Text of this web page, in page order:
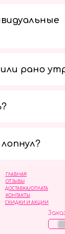
рано
ОТЗЫВЫ
ГЛАВНАЯ
ДОСТАВКА/ОПЛАТА
СКИДКИ И АКЦИИ
КОНТАКТЫ